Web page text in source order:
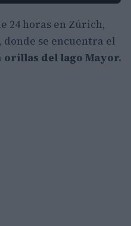
24 horas en Zúrich,
donde se encuentra el
orillas del lago Mayor.